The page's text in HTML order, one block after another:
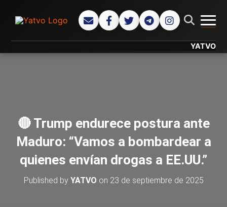
YATVO...
🔴 Trump endurece postura ante
Maduro: “Vamos a bombardear a
quienes envían drogas a EE.UU.”
Published by YATVO on 23 de septiembre de 2025